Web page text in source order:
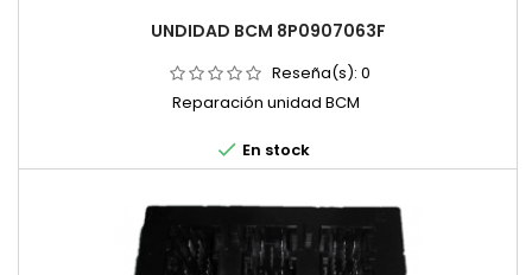
UNDIDAD BCM 8P0907063F
Reseña(s): 0
Reparación unidad BCM
 En stock